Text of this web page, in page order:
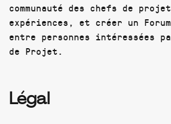
communauté des chefs de
expériences, et créer un
entre personnes intéressées
de Projet.
Légal